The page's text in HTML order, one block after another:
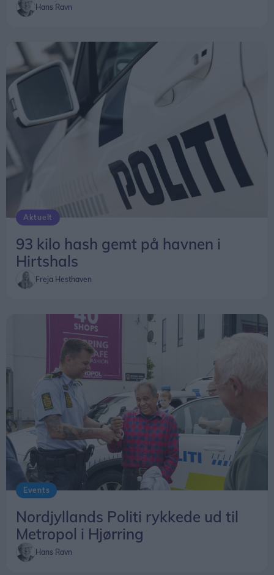
Hans Ravn
Aktuelt
93 kilo hash gemt på havnen i
Hirtshals
Freja Hesthaven
Events
Nordjyllands Politi rykkede ud til
Metropol i Hjørring
Hans Ravn